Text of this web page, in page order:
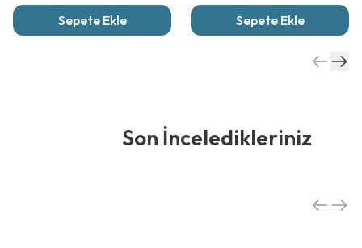
Sepete Ekle Sepete Ekle
Son İnceledikleriniz